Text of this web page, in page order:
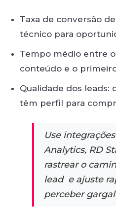
Taxa de conversão
técnico para
Tempo médio entre
conteúdo e o
Qualidade dos leads:
têm perfil para
Use
Analytics, RD
rastrear o
lead e ajuste
perceber